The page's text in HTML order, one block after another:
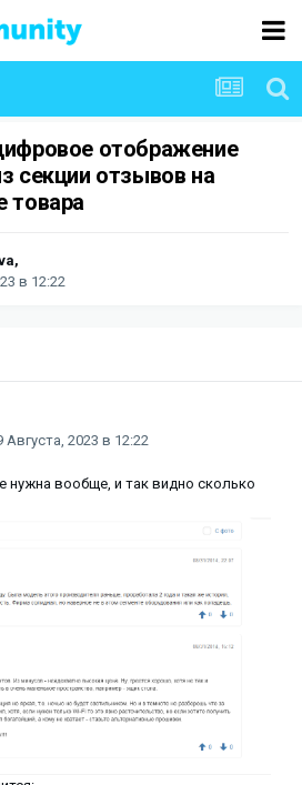
отображение
секции отзывов на
товара
,
в 12:22
Августа, 2023 в 12:22
нужна вообще, и так видно сколько